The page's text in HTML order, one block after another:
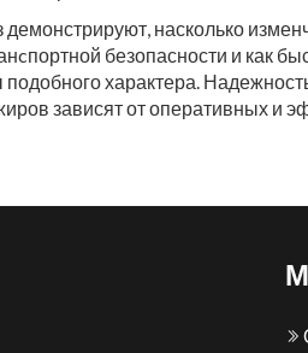
насколько
безопасности и как
характера.
зависят от оперативных и